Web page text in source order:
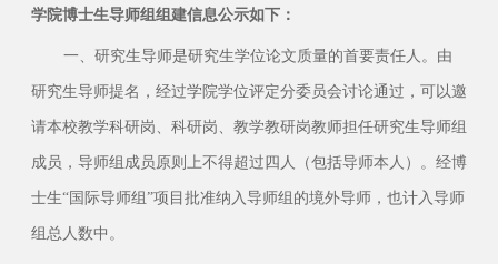
学院博士生导师组组建信息公示如下：
一、研究生导师是研究生学位论文质量的首要责任人。由
研究生导师提名，经过学院学位评定分委员会讨论通过，可以邀
请本校教学科研岗、科研岗、教学教研岗教师担任研究生导师组
成员，导师组成员原则上不得超过四人（包括导师本人）。经博
士生“国际导师组”项目批准纳入导师组的境外导师，也计入导师
组总人数中。